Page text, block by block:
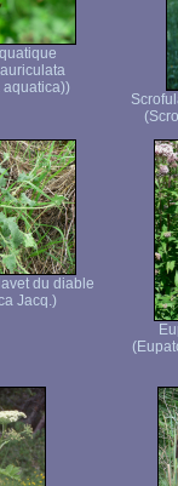
du diable
Jacq.)